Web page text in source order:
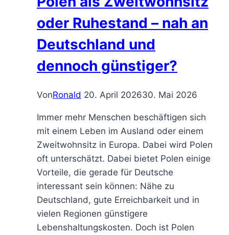
oder Ruhestand – nah an
Deutschland und
dennoch günstiger?
VonRonald 20. April 202630. Mai 2026
Immer mehr Menschen beschäftigen sich
mit einem Leben im Ausland oder einem
Zweitwohnsitz in Europa. Dabei wird Polen
oft unterschätzt. Dabei bietet Polen einige
Vorteile, die gerade für Deutsche
interessant sein können: Nähe zu
Deutschland, gute Erreichbarkeit und in
vielen Regionen günstigere
Lebenshaltungskosten. Doch ist Polen